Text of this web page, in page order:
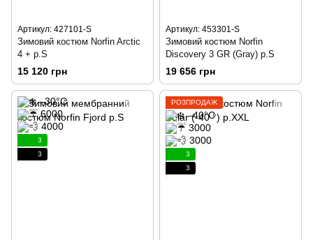
Артикул: 427101-S
Зимовий костюм Norfin Arctic
4 + р.S
15 120 грн
Артикул: 453301-S
Зимовий костюм Norfin
Discovery 3 GR (Gray) р.S
19 656 грн
3
3
РОЗПРОДАЖ
3
3